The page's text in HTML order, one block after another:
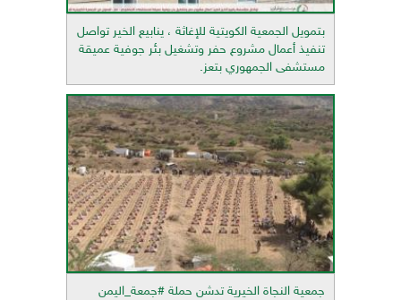
بتمويل الجمعية الكويتية للإغاثة ، ينابيع الخير تواصل
تنفيذ أعمال مشروع حفر وتشغيل بئر جوفية عميقة
مستشفى الجمهوري بتعز.
جمعية النجاة الخيرية تدشن حملة #جمعة_اليمن